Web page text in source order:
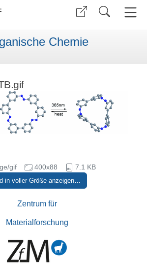
Chemie
gif
400x88 7.1 KB
in voller Größe anzeigen…
Zentrum für
Materialforschung